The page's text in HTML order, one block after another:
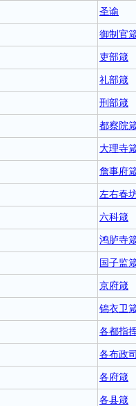
圣谕
御制官
吏部箴
礼部箴
刑部箴
都察院
大理寺
詹事府
左右春
六科箴
鸿胪寺
国子监
京府箴
锦衣卫
各都指
各布政
各府箴
各县箴